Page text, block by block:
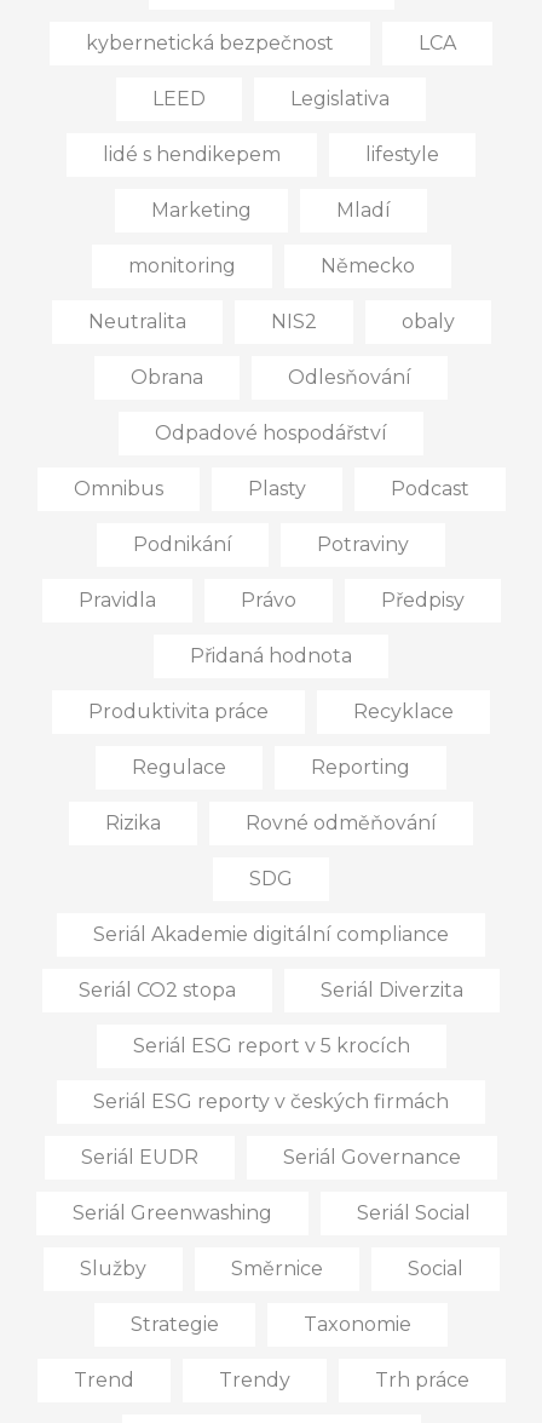
kybernetická bezpečnost LCA
LEED Legislativa
lidé s hendikepem lifestyle
Marketing Mladí
monitoring Německo
Neutralita NIS2 obaly
Obrana Odlesňování
Odpadové hospodářství
Omnibus Plasty Podcast
Podnikání Potraviny
Pravidla Právo Předpisy
Přidaná hodnota
Produktivita práce Recyklace
Regulace Reporting
Rizika Rovné odměňování
SDG
Seriál Akademie digitální compliance
Seriál CO2 stopa Seriál Diverzita
Seriál ESG report v 5 krocích
Seriál ESG reporty v českých firmách
Seriál EUDR Seriál Governance
Seriál Greenwashing Seriál Social
Služby Směrnice Social
Strategie Taxonomie
Trend Trendy Trh práce